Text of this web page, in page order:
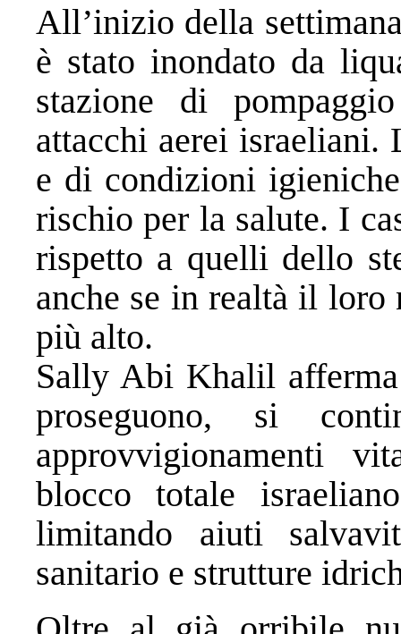
All’inizio della
è stato inondato da
stazione di
attacchi aerei israeliani.
e di condizioni
rischio per la salute. I
rispetto a quelli dello
anche se in realtà il loro
più alto.
Sally Abi Khalil
proseguono, si
approvvigionamenti
blocco totale
limitando aiuti
sanitario e strutture